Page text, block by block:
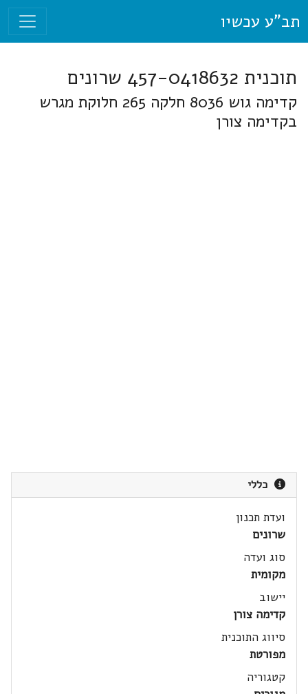
תב"ע עכשיו
תוכנית 457-0418632 שרונים
קדימה גוש 8036 חלקה 265 חלוקת מגרש
בקדימה צורן
כללי
ועדת תכנון
שרונים
סוג ועדה
מקומית
יישוב
קדימה צורן
סיווג התוכנית
מפורטת
קטגוריה